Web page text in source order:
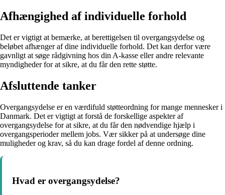
Afhængighed af individuelle forhold
Det er vigtigt at bemærke, at berettigelsen til overgangsydelse og
beløbet afhænger af dine individuelle forhold. Det kan derfor være
gavnligt at søge rådgivning hos din A-kasse eller andre relevante
myndigheder for at sikre, at du får den rette støtte.
Afsluttende tanker
Overgangsydelse er en værdifuld støtteordning for mange mennesker i
Danmark. Det er vigtigt at forstå de forskellige aspekter af
overgangsydelse for at sikre, at du får den nødvendige hjælp i
overgangsperioder mellem jobs. Vær sikker på at undersøge dine
muligheder og krav, så du kan drage fordel af denne ordning.
Hvad er overgangsydelse?